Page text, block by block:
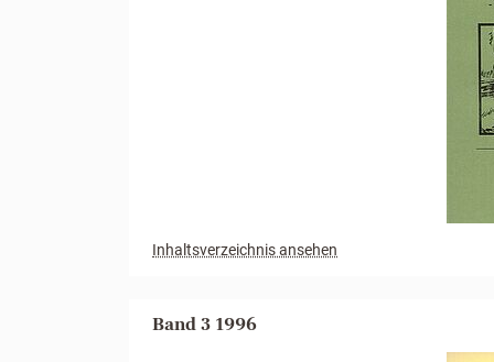
Inhaltsverzeichnis ansehen
Band 3 1996